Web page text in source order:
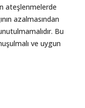
ateşlenmelerde
azalmasından
Bu
ve uygun